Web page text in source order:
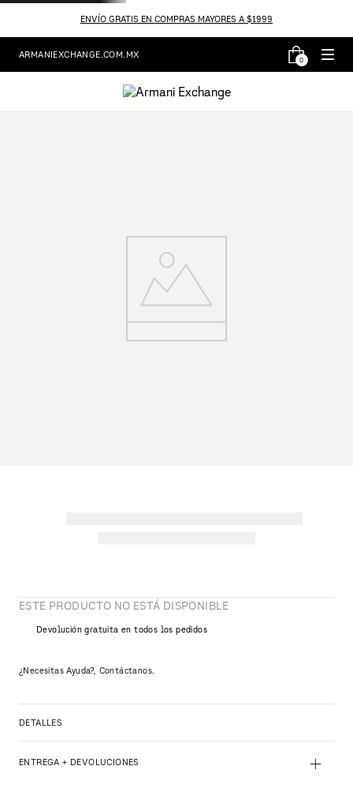
ENVÍO GRATIS EN COMPRAS MAYORES A $1999
ARMANIEXCHANGE.COM.MX 0
ESTE PRODUCTO NO ESTÁ DISPONIBLE
Devolución gratuita en todos los pedidos
¿Necesitas Ayuda?, Contáctanos.
DETALLES
ENTREGA + DEVOLUCIONES +